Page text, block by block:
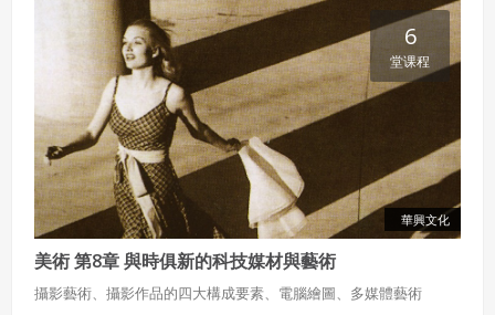
華興文化
6
堂课程
美術 第8章 與時俱新的科技媒材與藝術
攝影藝術、攝影作品的四大構成要素、電腦繪圖、多媒體藝術